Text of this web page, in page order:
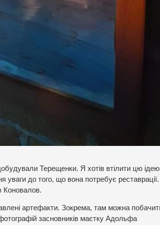
Терещенки. Я хотів втілити цю
уваги до того, що вона потребує реставрації.
Коновалов.
артефакти. Зокрема, там можна
фотографій засновників маєтку Адольфа